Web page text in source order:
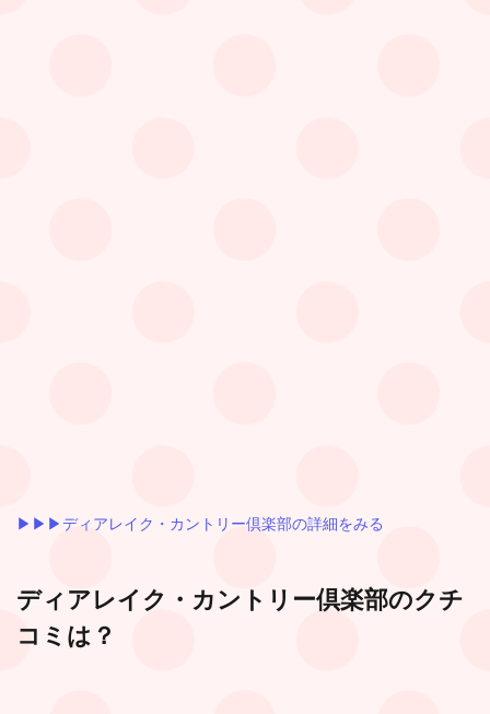
▶︎▶︎▶︎ディアレイク・カントリー倶楽部の詳細をみる
ディアレイク・カントリー倶楽部のクチ
コミは？